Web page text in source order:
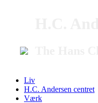
Liv
H.C. Andersen centret
Værk